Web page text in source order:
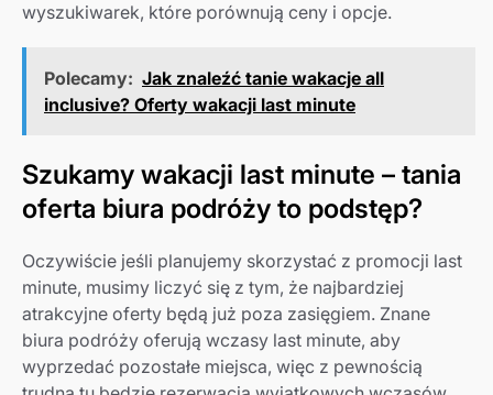
wyszukiwarek, które porównują ceny i opcje.
Polecamy: Jak znaleźć tanie wakacje all
inclusive? Oferty wakacji last minute
Szukamy wakacji last minute – tania
oferta biura podróży to podstęp?
Oczywiście jeśli planujemy skorzystać z promocji last
minute, musimy liczyć się z tym, że najbardziej
atrakcyjne oferty będą już poza zasięgiem. Znane
biura podróży oferują wczasy last minute, aby
wyprzedać pozostałe miejsca, więc z pewnością